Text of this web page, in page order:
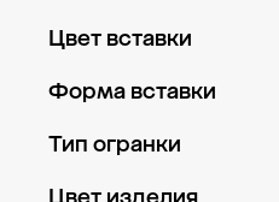
Россыпь 1
Цвет вставки
Белый 6
Форма вставки
Круг 5
Тип огранки
Круглая 5